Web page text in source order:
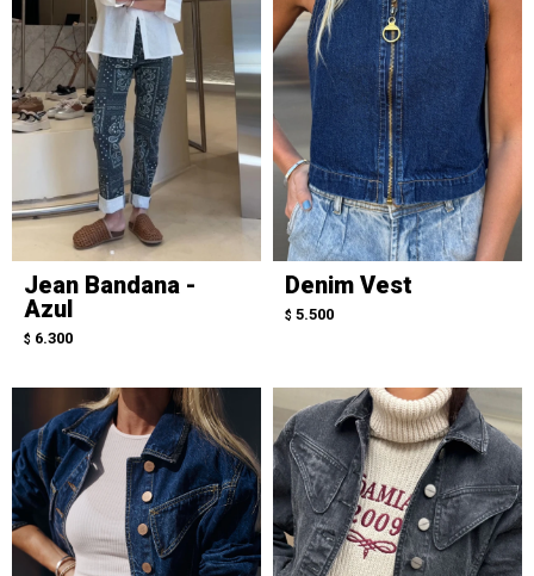
Jean Bandana -
Azul
$ 6.300
Denim Vest
$ 5.500